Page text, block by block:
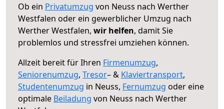
Ob ein Privatumzug von Neuss nach Werther
Westfalen oder ein gewerblicher Umzug nach
Werther Westfalen, wir helfen, damit Sie
problemlos und stressfrei umziehen können.
Allzeit bereit für Ihren Firmenumzug,
Seniorenumzug, Tresor– & Klaviertransport,
Studentenumzug in Neuss, Fernumzug oder eine
optimale Beiladung von Neuss nach Werther